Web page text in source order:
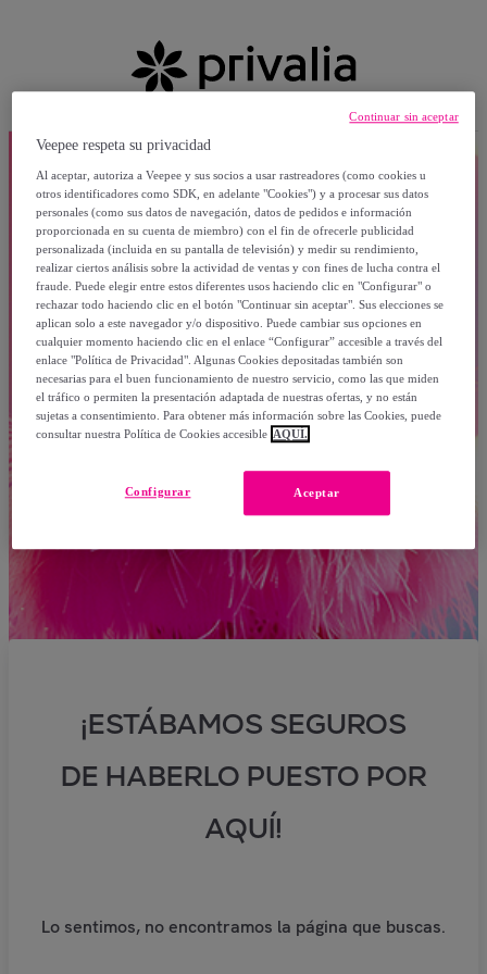
¡ESTÁBAMOS SEGUROS
DE HABERLO PUESTO POR
AQUÍ!
Lo sentimos, no encontramos la página que buscas.
Veepee respeta su privacidad
Al aceptar, autoriza a Veepee y sus socios a usar rastreadores (como cookies u
otros identificadores como SDK, en adelante "Cookies") y a procesar sus datos
personales (como sus datos de navegación, datos de pedidos e información
proporcionada en su cuenta de miembro) con el fin de ofrecerle publicidad
personalizada (incluida en su pantalla de televisión) y medir su rendimiento,
realizar ciertos análisis sobre la actividad de ventas y con fines de lucha contra el
fraude. Puede elegir entre estos diferentes usos haciendo clic en "Configurar" o
rechazar todo haciendo clic en el botón "Continuar sin aceptar". Sus elecciones se
aplican solo a este navegador y/o dispositivo. Puede cambiar sus opciones en
cualquier momento haciendo clic en el enlace “Configurar” accesible a través del
enlace "Política de Privacidad". Algunas Cookies depositadas también son
necesarias para el buen funcionamiento de nuestro servicio, como las que miden
el tráfico o permiten la presentación adaptada de nuestras ofertas, y no están
sujetas a consentimiento. Para obtener más información sobre las Cookies, puede
consultar nuestra Política de Cookies accesible AQUÍ.
Aceptar
Configurar
Continuar sin aceptar